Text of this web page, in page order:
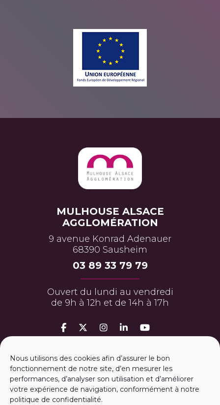
Nous utilisons des cookies afin d’assurer le bon
fonctionnement de notre site, d’en mesurer les
performances, d’analyser son utilisation et d’améliorer
votre expérience de navigation, conformément à notre
politique de confidentialité.
MULHOUSE ALSACE
AGGLOMÉRATION
9 avenue Konrad Adenauer
68390 Sausheim
03 89 33 79 79
Ouvert du lundi au vendredi
de 9h à 12h et de 14h à 17h
MON ESPACE PERSO
ESPACE PRESSE